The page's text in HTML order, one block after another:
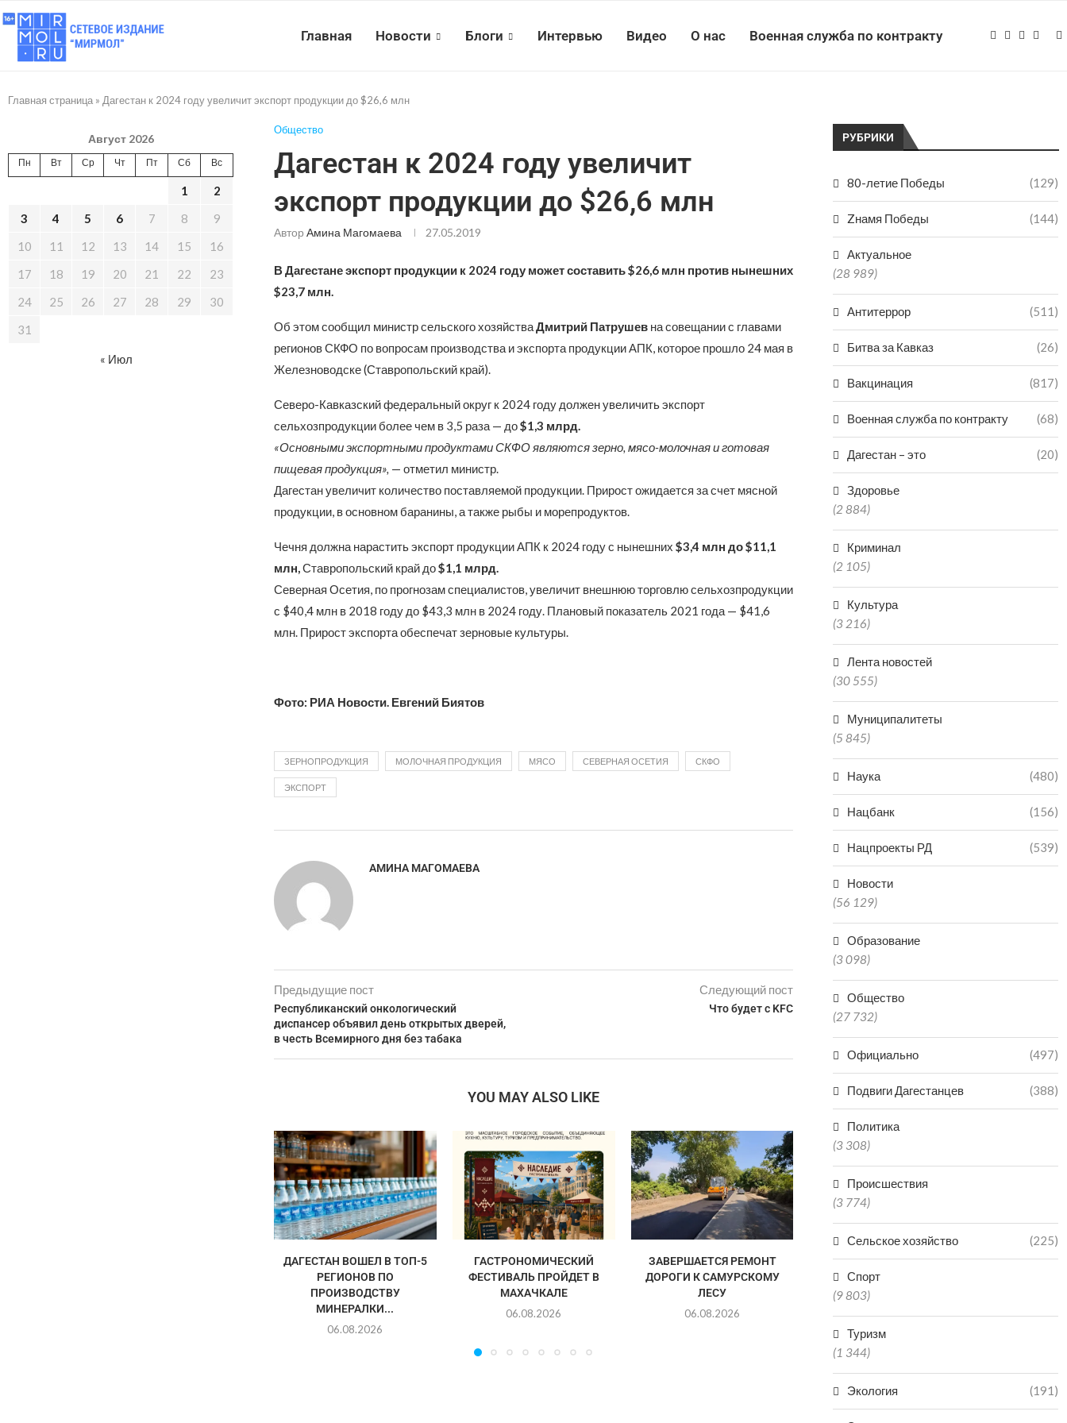
Главная Новости Блоги Интервью Видео О нас Военная служба по контракту
Главная страница » Дагестан к 2024 году увеличит экспорт продукции до $26,6 млн
Общество
Дагестан к 2024 году увеличит
экспорт продукции до $26,6 млн
Автор Амина Магомаева 27.05.2019
В Дагестане экспорт продукции к 2024 году может составить $26,6 млн против нынешних
$23,7 млн.
Об этом сообщил министр сельского хозяйстваДмитрий Патрушевна совещании с главами
регионов СКФО по вопросам производства и экспорта продукции АПК, которое прошло 24 мая в
Железноводске (Ставропольский край).
Северо-Кавказский федеральный округ к 2024 году должен увеличить экспорт
сельхозпродукции более чем в 3,5 раза — до$1,3 млрд.
«Основными экспортными продуктами СКФО являются зерно, мясо-молочная и готовая
пищевая продукция», — отметил министр.
Дагестан увеличит количество поставляемой продукции. Прирост ожидается за счет мясной
продукции, в основном баранины, а также рыбы и морепродуктов.
Чечня должна нарастить экспорт продукции АПК к 2024 году с нынешних $3,4 млн до $11,1
млн,Ставропольский край до$1,1 млрд.
Северная Осетия, по прогнозам специалистов, увеличит внешнюю торговлю сельхозпродукции
с $40,4 млн в 2018 году до $43,3 млн в 2024 году. Плановый показатель 2021 года — $41,6
млн. Прирост экспорта обеспечат зерновые культуры.
Фото: РИА Новости. Евгений Биятов
ЗЕРНОПРОДУКЦИЯ МОЛОЧНАЯ ПРОДУКЦИЯ МЯСО СЕВЕРНАЯ ОСЕТИЯ СКФО
ЭКСПОРТ
АМИНА МАГОМАЕВА
Предыдущие пост
Республиканский онкологический
диспансер объявил день открытых дверей,
в честь Всемирного дня без табака
Следующий пост
Что будет с KFC
YOU MAY ALSO LIKE
ДАГЕСТАН ВОШЕЛ В ТОП-5
РЕГИОНОВ ПО
ПРОИЗВОДСТВУ
МИНЕРАЛКИ...
06.08.2026
ГАСТРОНОМИЧЕСКИЙ
ФЕСТИВАЛЬ ПРОЙДЕТ В
МАХАЧКАЛЕ
06.08.2026
ЗАВЕРШАЕТСЯ РЕМОНТ
ДОРОГИ К САМУРСКОМУ
ЛЕСУ
06.08.2026
ДВУХ БРАТЬЕВ-МЕДВЕДЕЙ
МИШУ И ГРИШУ ИЗ
ДАГЕСТАНА ОТПРАВИЛИ...
06.08.2026
РУБРИКИ
80-летие Победы (129)
Zнамя Победы (144)
Актуальное
(28 989)
Антитеррор (511)
Битва за Кавказ (26)
Вакцинация (817)
Военная служба по контракту (68)
Дагестан – это (20)
Здоровье
(2 884)
Криминал
(2 105)
Культура
(3 216)
Лента новостей
(30 555)
Муниципалитеты
(5 845)
Наука (480)
Нацбанк (156)
Нацпроекты РД (539)
Новости
(56 129)
Образование
(3 098)
Общество
(27 732)
Официально (497)
Подвиги Дагестанцев (388)
Политика
(3 308)
Происшествия
(3 774)
Сельское хозяйство (225)
Спорт
(9 803)
Туризм
(1 344)
Экология (191)
Август 2026
Пн Вт Ср Чт Пт Сб Вс
1
2
3
4 5 6 7 8
9
10
11 12 13 14 15
16
17
18 19 20 21 22
23
24
25 26 27 28 29
30
31
« Июл